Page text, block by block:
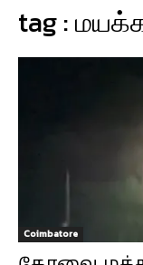
tag :
Coimbatore